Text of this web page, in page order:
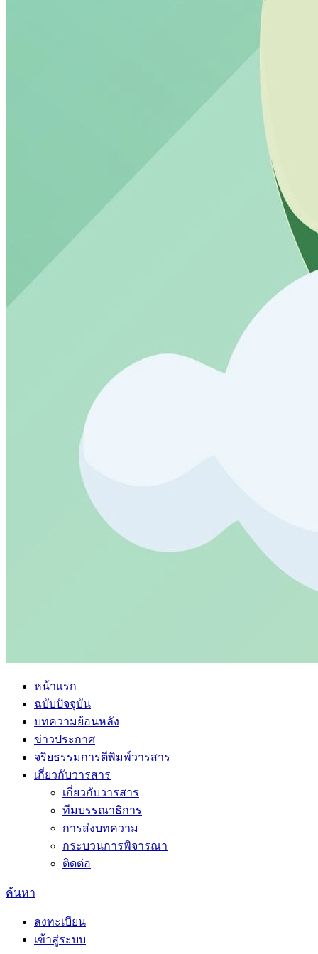
หน้าแรก
ฉบับปัจจุบัน
บทความย้อนหลัง
ข่าวประกาศ
จริยธรรมการตีพิมพ์วารสาร
เกี่ยวกับวารสาร
เกี่ยวกับวารสาร
ทีมบรรณาธิการ
การส่งบทความ
กระบวนการพิจารณา
ติดต่อ
ค้นหา
ลงทะเบียน
เข้าสู่ระบบ